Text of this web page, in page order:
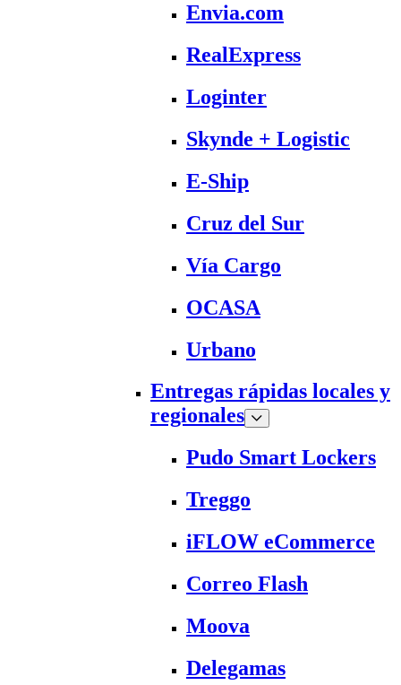
Envia.com
RealExpress
Loginter
Skynde + Logistic
E-Ship
Cruz del Sur
Vía Cargo
OCASA
Urbano
Entregas rápidas locales y
regionales
Pudo Smart Lockers
Treggo
iFLOW eCommerce
Correo Flash
Moova
Delegamas